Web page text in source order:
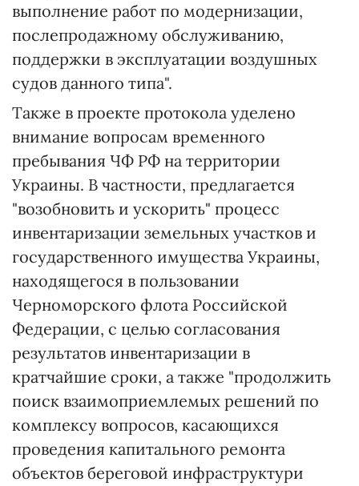
выполнение работ по модернизации,
послепродажному обслуживанию,
поддержки в эксплуатации воздушных
судов данного типа".
Также в проекте протокола уделено
внимание вопросам временного
пребывания ЧФ РФ на территории
Украины. В частности, предлагается
"возобновить и ускорить" процесс
инвентаризации земельных участков и
государственного имущества Украины,
находящегося в пользовании
Черноморского флота Российской
Федерации, с целью согласования
результатов инвентаризации в
кратчайшие сроки, а также "продолжить
поиск взаимоприемлемых решений по
комплексу вопросов, касающихся
проведения капитального ремонта
объектов береговой инфраструктури